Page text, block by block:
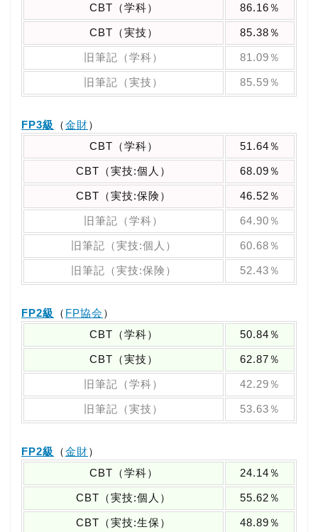
CBT（学科）
86.16％
CBT（実技） 85.38％
旧筆記（学科） 81.09％
旧筆記（実技） 85.59％
FP3級 （金財）
CBT（学科）
51.64％
CBT（実技:個人） 68.09％
CBT（実技:保険） 46.52％
旧筆記（学科） 64.90％
旧筆記（実技:個人） 60.68％
旧筆記（実技:保険） 52.43％
FP2級 （ FP協会 ）
CBT（学科）
50.84％
CBT（実技） 62.87％
旧筆記（学科） 42.29％
旧筆記（実技） 53.63％
FP2級 （金財）
CBT（学科）
24.14％
CBT（実技:個人） 55.62％
CBT（実技:生保） 48.89％